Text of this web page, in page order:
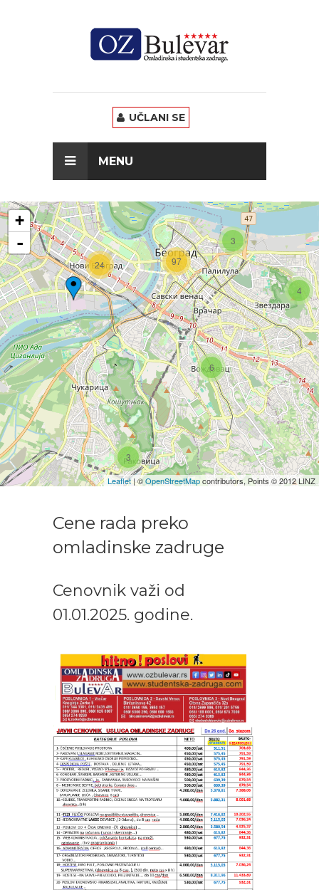
UČLANI SE
MENU
3
4
6
3
97
24
+
-
Leaflet| ©OpenStreetMapcontributors, Points © 2012 LINZ
Cene rada preko
omladinske zadruge
Cenovnik važi od
01.01.2025. godine.